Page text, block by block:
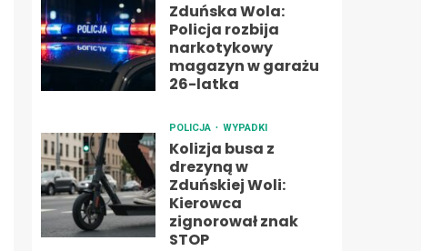
Zduńska Wola:
Policja rozbija
narkotykowy
magazyn w garażu
26-latka
POLICJA WYPADKI
Kolizja busa z
drezyną w
Zduńskiej Woli:
Kierowca
zignorował znak
STOP